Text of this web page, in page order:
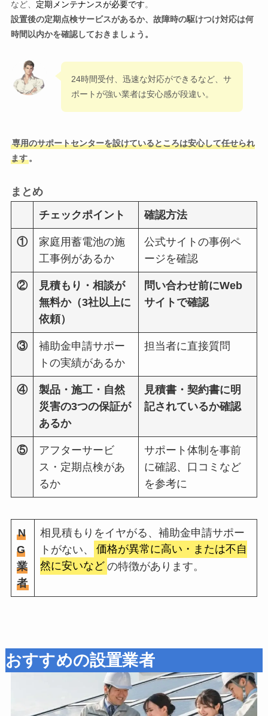
など、 定期メンテナンスが必要です。
設置後の定期点検サービスがあるか、故障時の駆けつけ対応は何
時間以内かを確認しておきましょう。
24時間受付、迅速な対応ができるなど、サ
ポートが強い業者は安心感が段違い。
専用のサポートセンターを設けているところは安心して任せられ
ます。
まとめ
チェックポイント
確認方法
①
家庭用蓄電池の施
工事例があるか
公式サイトの事例ペ
ージを確認
②
見積もり・相談が
無料か（3社以上に
依頼）
問い合わせ前にWeb
サイトで確認
③
補助金申請サポー
トの実績があるか
担当者に直接質問
④
製品・施工・自然
災害の3つの保証が
あるか
見積書・契約書に明
記されているか確認
⑤
アフターサービ
ス・定期点検があ
るか
サポート体制を事前
に確認、口コミなど
を参考に
N
G
業
者
相見積もりをイヤがる、補助金申請サポー
トがない、
価格が異常に高い・または不自
然に安いなど の特徴があります。
おすすめの設置業者